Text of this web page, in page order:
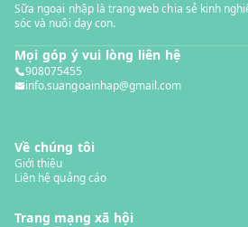
Sữa ngoại nhập là trang web chia sẻ kinh
sóc và nuôi dạy con.
Mọi góp ý vui lòng liên hệ
908075455
info.suangoainhap@gmail.com
Về chúng tôi
Giới thiệu
Liên hệ quảng cáo
Trang mạng xã hội